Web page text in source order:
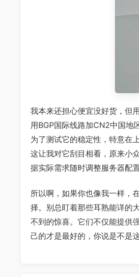
我本来还担心便宜没好货，但
用BGP国际线路加CN2中国地
为了测试它的稳定性，特意在
这让我对它刮目相看，原来小
据实际需求随时调整服务器配
所以啊，如果你也像我一样，
择。别总盯着那些耳熟能详的
不到的惊喜。它们不仅能提供
己的才是最好的，你说是不是